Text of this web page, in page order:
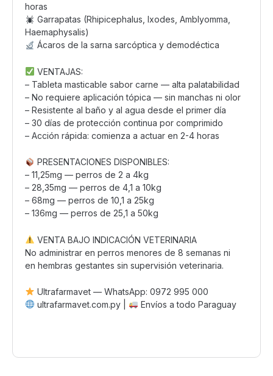
horas
Garrapatas (Rhipicephalus, Ixodes, Amblyomma,
Haemaphysalis)
Ácaros de la sarna sarcóptica y demodéctica
VENTAJAS:
– Tableta masticable sabor carne — alta palatabilidad
– No requiere aplicación tópica — sin manchas ni olor
– Resistente al baño y al agua desde el primer día
– 30 días de protección continua por comprimido
– Acción rápida: comienza a actuar en 2-4 horas
PRESENTACIONES DISPONIBLES:
– 11,25mg — perros de 2 a 4kg
– 28,35mg — perros de 4,1 a 10kg
– 68mg — perros de 10,1 a 25kg
– 136mg — perros de 25,1 a 50kg
VENTA BAJO INDICACIÓN VETERINARIA
No administrar en perros menores de 8 semanas ni
en hembras gestantes sin supervisión veterinaria.
Ultrafarmavet — WhatsApp: 0972 995 000
ultrafarmavet.com.py |
Envíos a todo Paraguay